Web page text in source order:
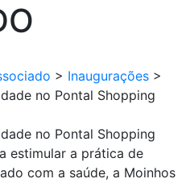
> Inaugurações >
no Pontal Shopping
no Pontal Shopping
estimular a prática de
com a saúde, a Moinhos